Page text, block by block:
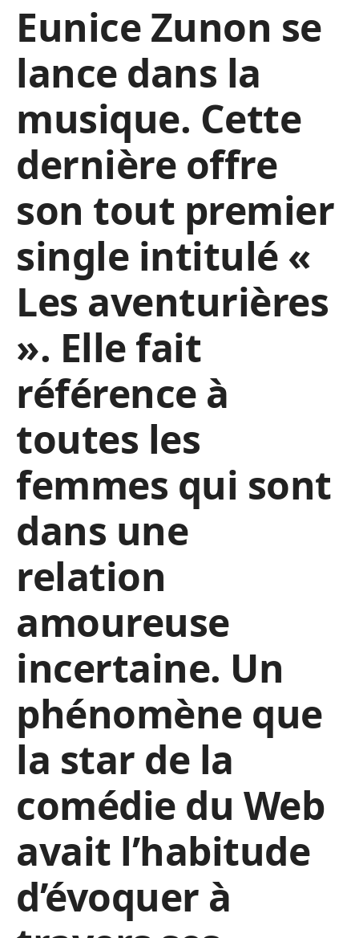
Eunice Zunon se
lance dans la
musique. Cette
dernière offre
son tout premier
single intitulé «
Les aventurières
». Elle fait
référence à
toutes les
femmes qui sont
dans une
relation
amoureuse
incertaine. Un
phénomène que
la star de la
comédie du Web
avait l’habitude
d’évoquer à